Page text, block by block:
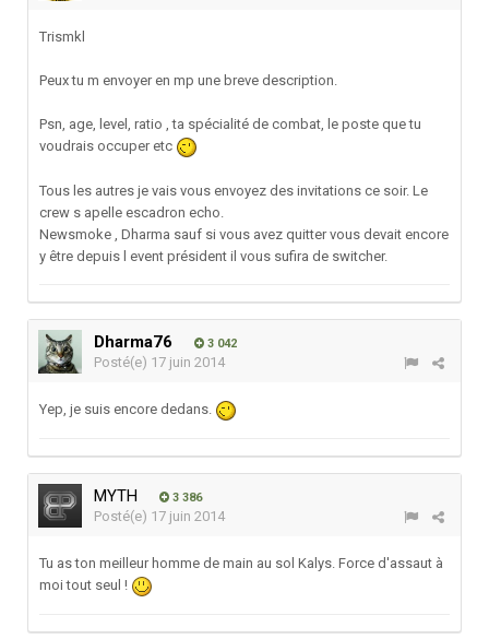
Trismkl
Peux tu m envoyer en mp une breve description.
Psn, age, level, ratio , ta spécialité de combat, le poste que tu
voudrais occuper etc
Tous les autres je vais vous envoyez des invitations ce soir. Le
crew s apelle escadron echo.
Newsmoke , Dharma sauf si vous avez quitter vous devait encore
y être depuis l event président il vous sufira de switcher.
Dharma76 3 042
Posté(e) 17 juin 2014
Yep, je suis encore dedans.
MYTH 3 386
Posté(e) 17 juin 2014
Tu as ton meilleur homme de main au sol Kalys. Force d'assaut à
moi tout seul !